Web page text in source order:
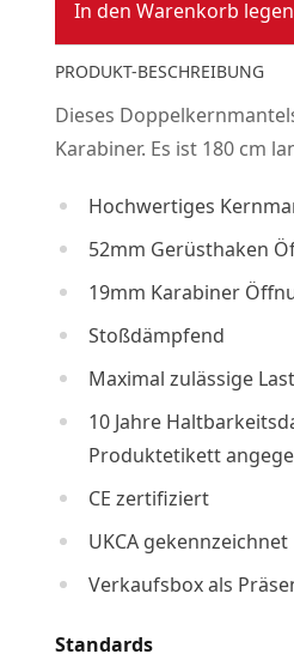
In den Warenkorb legen
PRODUKT-BESCHREIBUNG
Dieses
Karabiner. Es ist 180 cm
Hochwertiges
52mm Gerüsthaken
19mm Karabiner
Stoßdämpfend
Maximal zulässige
10 Jahre
Produktetikett
CE zertifiziert
UKCA gekennzeichnet
Verkaufsbox als
Standards